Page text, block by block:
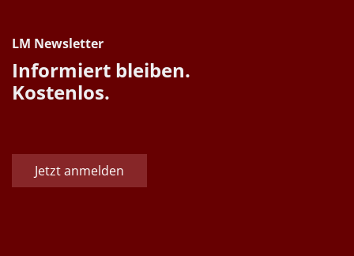
LM Newsletter
Informiert bleiben.
Kostenlos.
Jetzt anmelden